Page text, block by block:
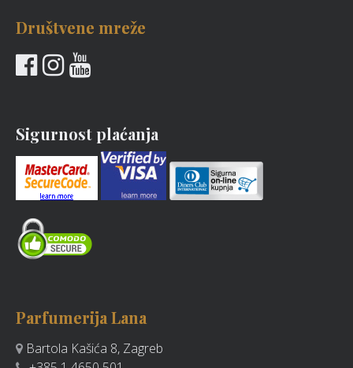
Društvene mreže
Sigurnost plaćanja
Parfumerija Lana
Bartola Kašića 8, Zagreb